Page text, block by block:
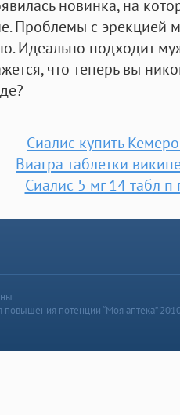
новинка, на
Проблемы с эрекцией
Идеально подходит
что теперь вы
Сиалис купить
Виагра таблетки
Сиалис 5 мг 14 табл п
повышения потенции “Моя аптека”